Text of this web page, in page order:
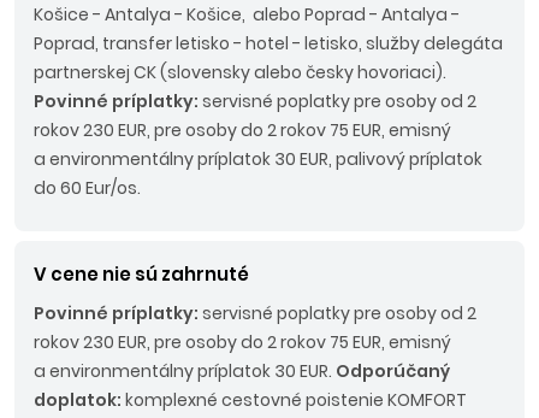
Košice - Antalya - Košice, alebo Poprad - Antalya -
Poprad, transfer letisko - hotel - letisko, služby delegáta
partnerskej CK (slovensky alebo česky hovoriaci).
Povinné príplatky: servisné poplatky pre osoby od 2
rokov 230 EUR, pre osoby do 2 rokov 75 EUR, emisný
a environmentálny príplatok 30 EUR, palivový príplatok
do 60 Eur/os.
V cene nie sú zahrnuté
Povinné príplatky: servisné poplatky pre osoby od 2
rokov 230 EUR, pre osoby do 2 rokov 75 EUR, emisný
a environmentálny príplatok 30 EUR. Odporúčaný
doplatok: komplexné cestovné poistenie KOMFORT